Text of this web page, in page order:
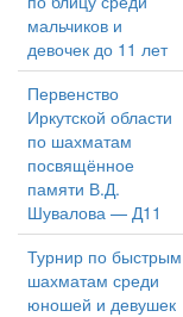
мальчиков и
девочек до 11 лет
Первенство
Иркутской области
по шахматам
посвящённое
памяти В.Д.
Шувалова — Д11
Турнир по быстрым
шахматам среди
юношей и девушек